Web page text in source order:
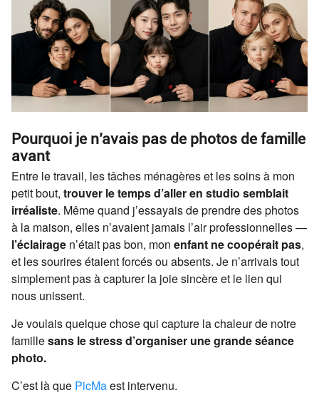
Pourquoi je n’avais pas de photos de famille
avant
Entre le travail, les tâches ménagères et les soins à mon
petit bout, trouver le temps d’aller en studio semblait
irréaliste. Même quand j’essayais de prendre des photos
à la maison, elles n’avaient jamais l’air professionnelles —
l’éclairage n’était pas bon, mon enfant ne coopérait pas,
et les sourires étaient forcés ou absents. Je n’arrivais tout
simplement pas à capturer la joie sincère et le lien qui
nous unissent.
Je voulais quelque chose qui capture la chaleur de notre
famillesans le stress d’organiser une grande séance
photo.
C’est là que PicMaest intervenu.